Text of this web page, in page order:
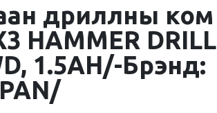
дриллны ком
HAMMER DRILL
1.5AH/-Брэнд: